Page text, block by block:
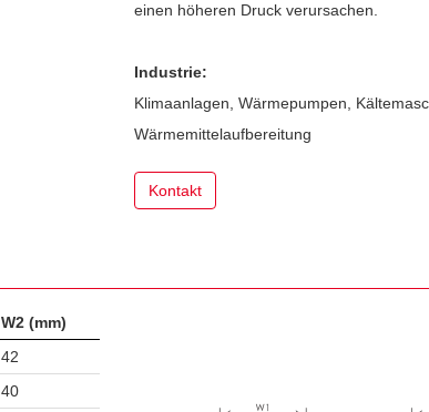
einen höheren Druck verursachen.
Industrie:
Klimaanlagen, Wärmepumpen,
Wärmemittelaufbereitung
Kontakt
W2 (mm)
42
40